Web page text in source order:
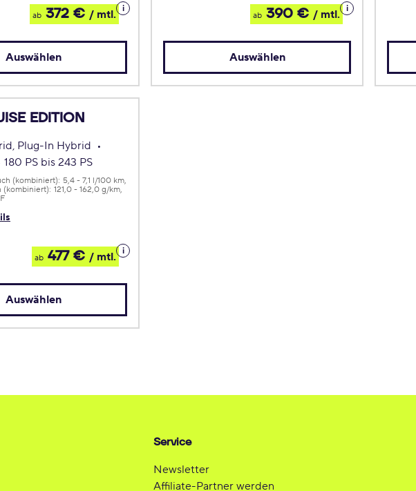
ab 372 € / mtl.
Details
zum
Auswählen
ab 390 € / mtl.
Details
zum
Auswählen
EDITION
Plug-In Hybrid
180 PS bis 243 PS
(kombiniert): 5,4 - 7,1 l/100 km
(kombiniert): 121,0 - 162,0 g/km
ab 477 € / mtl.
Details
zum
Auswählen
Service
Newsletter
Affiliate-Partner werden